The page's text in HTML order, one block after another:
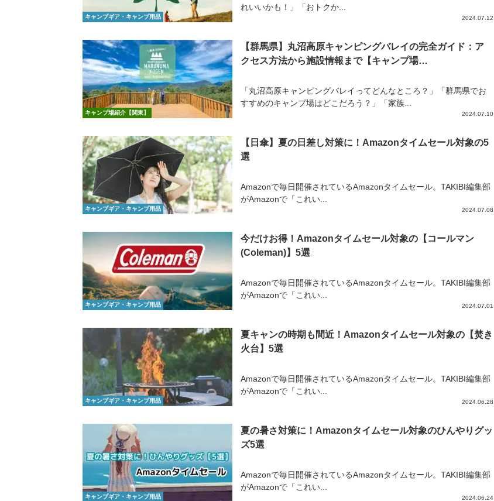
キャンプギア・キャンプ用品
れいいかも！」「おトクか...
2024.07.12
キャンプ場紹介【関東】
【群馬県】丸沼高原キャンピングバレイの完全ガイド：ア
クセス方法から施設情報まで【キャンプ場…
「丸沼高原キャンピングバレイってどんなところ？」「群馬県でお
すすめのキャンプ場はどこだろう？」「家族...
2024.07.10
キャンプギア・キャンプ用品
【日傘】夏の日差し対策に！Amazonタイムセール対象の5
選
Amazonで毎日開催されているAmazonタイムセール。TAKIBI編集部
がAmazonで「これい...
2024.07.08
キャンプギア・キャンプ用品
今だけお得！Amazonタイムセール対象の【コールマン
(Coleman)】5選
Amazonで毎日開催されているAmazonタイムセール。TAKIBI編集部
がAmazonで「これい...
2024.07.01
キャンプギア・キャンプ用品
夏キャンの時期も間近！Amazonタイムセール対象の【焚き
火台】5選
Amazonで毎日開催されているAmazonタイムセール。TAKIBI編集部
がAmazonで「これい...
2024.06.28
キャンプギア・キャンプ用品
夏の暑さ対策に！Amazonタイムセール対象のひんやりグッ
ズ5選
Amazonで毎日開催されているAmazonタイムセール。TAKIBI編集部
がAmazonで「これい...
2024.06.24